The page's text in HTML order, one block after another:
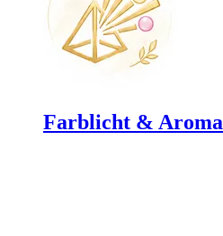
Farblicht & Aroma